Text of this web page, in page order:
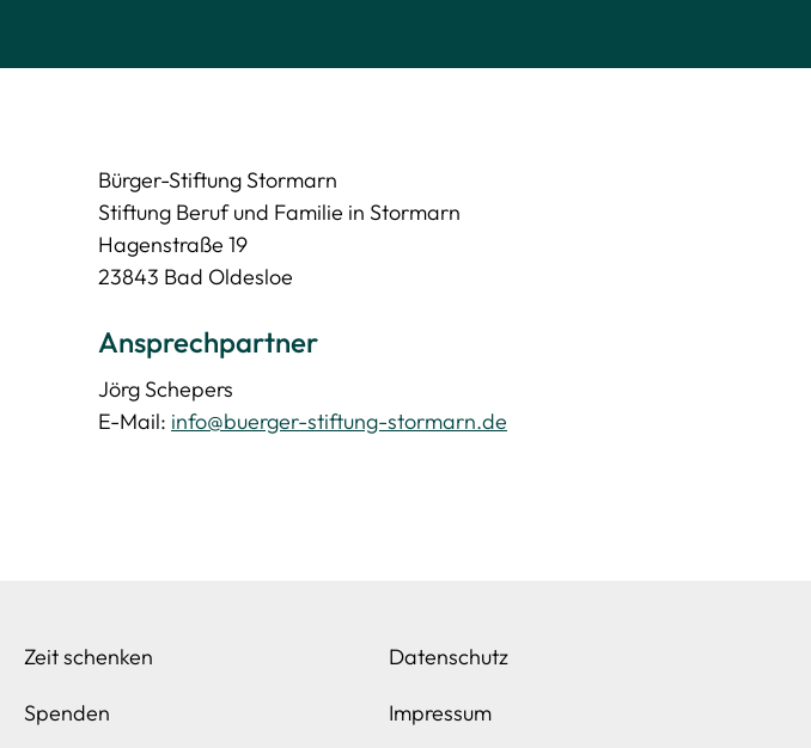
Bürger-Stiftung Stormarn
Stiftung Beruf und Familie in Stormarn
Hagenstraße 19
23843 Bad Oldesloe
Ansprechpartner
Jörg Schepers
E-Mail: info@buerger-stiftung-stormarn.de
Zeit schenken
Spenden
Datenschutz
Impressum